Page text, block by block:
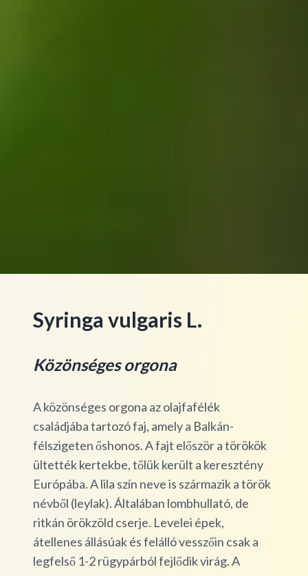
Syringa vulgaris L.
Közönséges orgona
A közönséges orgona az olajfafélék
családjába tartozó faj, amely a Balkán-
félszigeten őshonos. A fajt először a törökök
ültették kertekbe, tőlük került a keresztény
Európába. A lila szín neve is származik a török
névből (leylak). Általában lombhullató, de
ritkán örökzöld cserje. Levelei épek,
átellenes állásúak és felálló vesszőin csak a
legfelső 1-2 rügypárból fejlődik virág. A